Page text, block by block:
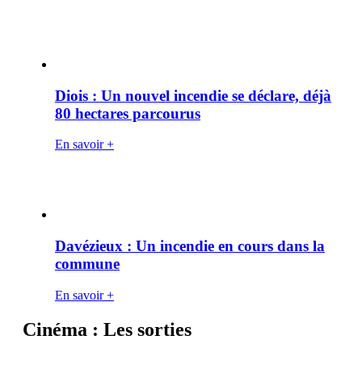
Diois : Un nouvel incendie se déclare, déjà
80 hectares parcourus
En savoir +
Davézieux : Un incendie en cours dans la
commune
En savoir +
Cinéma : Les sorties